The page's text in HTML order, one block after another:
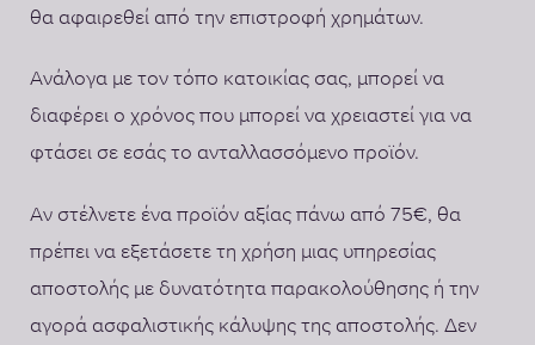
θα αφαιρεθεί από την επιστροφή χρημάτων.
Ανάλογα με τον τόπο κατοικίας σας, μπορεί να
διαφέρει ο χρόνος που μπορεί να χρειαστεί για να
φτάσει σε εσάς το ανταλλασσόμενο προϊόν.
Αν στέλνετε ένα προϊόν αξίας πάνω από 75€, θα
πρέπει να εξετάσετε τη χρήση μιας υπηρεσίας
αποστολής με δυνατότητα παρακολούθησης ή την
αγορά ασφαλιστικής κάλυψης της αποστολής. Δεν